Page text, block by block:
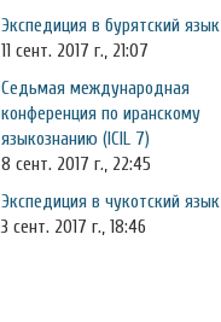
Экспедиция в бурятский язык
11 сент. 2017 г., 21:07
Седьмая международная
конференция по иранскому
языкознанию (ICIL 7)
8 сент. 2017 г., 22:45
Экспедиция в чукотский язык
3 сент. 2017 г., 18:46